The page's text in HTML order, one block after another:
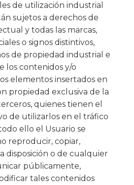
de utilización industrial
sujetos a derechos de
y todas las marcas,
o signos distintivos,
de propiedad industrial e
los contenidos y/o
elementos insertados en
propiedad exclusiva de la
quienes tienen el
de utilizarlos en el tráfico
ello el Usuario se
reproducir, copiar,
disposición o de cualquier
públicamente,
tales contenidos